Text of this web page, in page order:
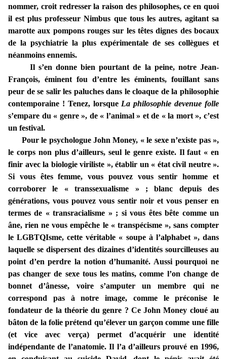
nommer, croit redresser la raison des philosophes, ce en quoi
il est plus professeur Nimbus que tous les autres, agitant sa
marotte aux pompons rouges sur les têtes dignes des bocaux
de la psychiatrie la plus expérimentale de ses collègues et
néanmoins ennemis.
Il s’en donne bien pourtant de la peine, notre Jean-
François, éminent fou d’entre les éminents, fouillant sans
peur de se salir les paluches dans le cloaque de la philosophie
contemporaine ! Tenez, lorsque La philosophie devenue folle
s’empare du « genre », de « l’animal » et de « la mort », c’est
un festival.
Pour le psychologue John Money, « le sexe n’existe pas »,
le corps non plus d’ailleurs, seul le genre existe. Il faut « en
finir avec la biologie viriliste », établir un « état civil neutre ».
Si vous êtes femme, vous pouvez vous sentir homme et
corroborer le « transsexualisme » ; blanc depuis des
générations, vous pouvez vous sentir noir et vous penser en
termes de « transracialisme » ; si vous êtes bête comme un
âne, rien ne vous empêche le « transpécisme », sans compter
le LGBTQIsme, cette véritable « soupe à l’alphabet », dans
laquelle se dispersent des dizaines d’identités sourcilleuses au
point d’en perdre la notion d’humanité. Aussi pourquoi ne
pas changer de sexe tous les matins, comme l’on change de
bonnet d’ânesse, voire s’amputer un membre qui ne
correspond pas à notre image, comme le préconise le
fondateur de la théorie du genre ? Ce John Money cloué au
bâton de la folie prétend qu’élever un garçon comme une fille
(et vice avec verça) permet d’acquérir une identité
indépendante de l’anatomie. Il l’a d’ailleurs prouvé en 1996,